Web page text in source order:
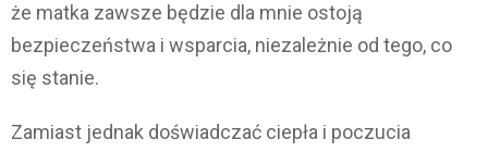
że matka zawsze będzie dla mnie ostoją
bezpieczeństwa i wsparcia, niezależnie od tego, co
się stanie.
Zamiast jednak doświadczać ciepła i poczucia